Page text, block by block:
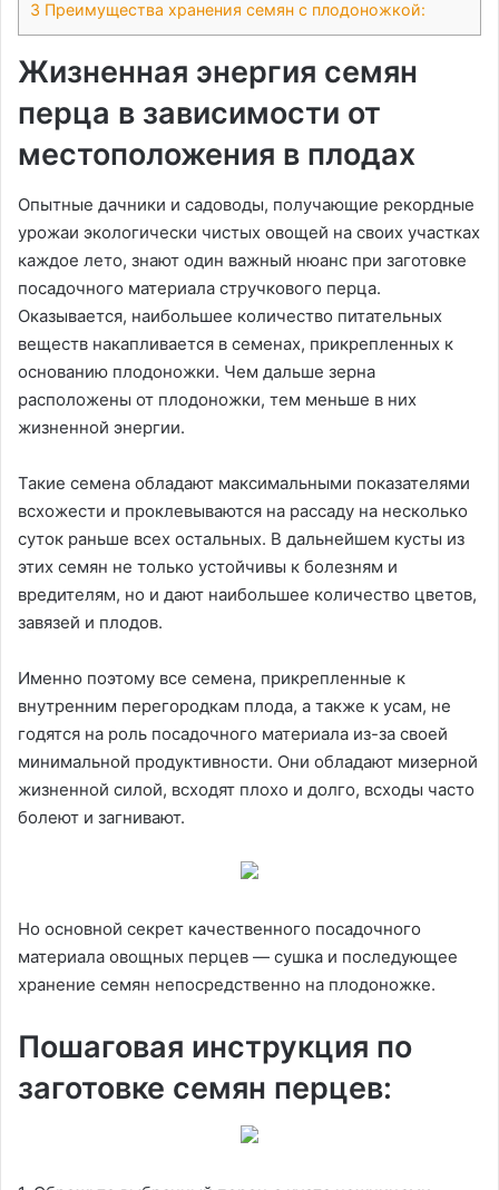
3 Преимущества хранения семян с плодоножкой:
Жизненная энергия семян
перца в зависимости от
местоположения в плодах
Опытные дачники и садоводы, получающие рекордные
урожаи экологически чистых овощей на своих участках
каждое лето, знают один важный нюанс при заготовке
посадочного материала стручкового перца.
Оказывается, наибольшее количество питательных
веществ накапливается в семенах, прикрепленных к
основанию плодоножки. Чем дальше зерна
расположены от плодоножки, тем меньше в них
жизненной энергии.
Такие семена обладают максимальными показателями
всхожести и проклевываются на рассаду на несколько
суток раньше всех остальных. В дальнейшем кусты из
этих семян не только устойчивы к болезням и
вредителям, но и дают наибольшее количество цветов,
завязей и плодов.
Именно поэтому все семена, прикрепленные к
внутренним перегородкам плода, а также к усам, не
годятся на роль посадочного материала из-за своей
минимальной продуктивности. Они обладают мизерной
жизненной силой, всходят плохо и долго, всходы часто
болеют и загнивают.
Но основной секрет качественного посадочного
материала овощных перцев — сушка и последующее
хранение семян непосредственно на плодоножке.
Пошаговая инструкция по
заготовке семян перцев: